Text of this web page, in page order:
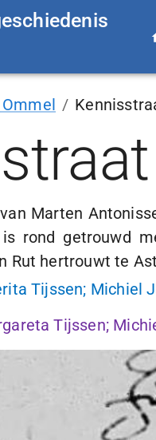
/
Marten
rond getrouwd
Rut hertrouwt te
Tijssen; Michiel
Tijssen;